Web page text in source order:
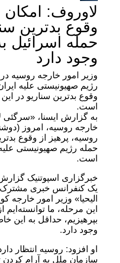
لاوروف: امکان
وقوع بدترین
حمله اسرائیل
وجود دارد
وزیر امور خارجه روسیه
رژیم صهیونیستی علیه
وقوع بدترین سناریو در
است.
به گزارش ایسنا، «سرگئی
خارجه روسیه، امروز
روسیه، پرهیز از وقوع
حمله رژیم صهیونیستی علیه
است.
خبرگزاری اسپوتنیک
یک کنفرانس خبری مشترک
الیحیا» وزیر امور خارجه
این مرحله، ما توانسته‌ایم
بپرهیزیم، حداقل به این
وجود دارد.
او افزود: روسیه انتظار
سازمان ملل به آرام